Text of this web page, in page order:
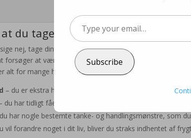
du tager for mange hensyn til
nej, tage din plads, markere dine grænser og stå mere
forsøger at være andre tilpas? Det kan der være mange
alt for mange hensyn til andre – og glemmer dig selv:
– du er ekstra hensynsfuld, empatisk og ansvarlig
du har tidligt fået en rolle, der passede til dine forældres/
har nogle bestemte tanke- og handlingsmønstre, som
vil forandre noget i dit liv, bliver du straks indhentet af
Type
your
email…
Subscribe